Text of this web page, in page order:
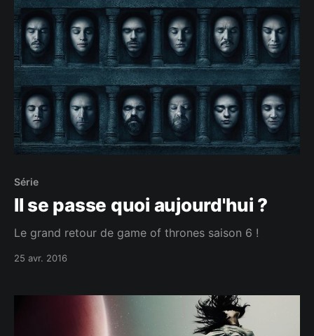
Série
Il se passe quoi aujourd'hui ?
Le grand retour de game of thrones saison 6 !
25 avr. 2016